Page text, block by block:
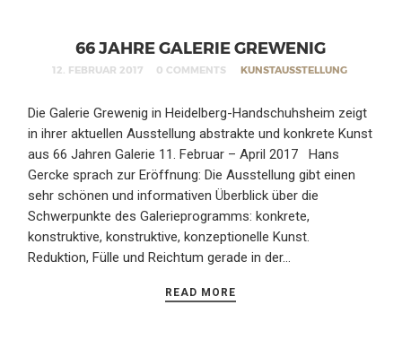
66 JAHRE GALERIE GREWENIG
12. FEBRUAR 2017 0 COMMENTS KUNSTAUSSTELLUNG
Die Galerie Grewenig in Heidelberg-Handschuhsheim zeigt
in ihrer aktuellen Ausstellung abstrakte und konkrete Kunst
aus 66 Jahren Galerie 11. Februar – April 2017 Hans
Gercke sprach zur Eröffnung: Die Ausstellung gibt einen
sehr schönen und informativen Überblick über die
Schwerpunkte des Galerieprogramms: konkrete,
konstruktive, konstruktive, konzeptionelle Kunst.
Reduktion, Fülle und Reichtum gerade in der…
READ MORE